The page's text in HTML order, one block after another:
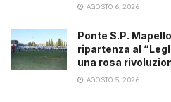
AGOSTO 6, 2026
Ponte S.P.
ripartenza al
una rosa
AGOSTO 5, 2026